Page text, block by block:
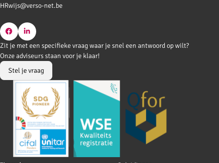
HRwijs@verso-net.be
Go
to
Facebook
Go
to
LinkedIn
Zit je met een specifieke vraag waar je snel een antwoord op wilt?
Onze adviseurs staan voor je klaar!
Stel je vraag